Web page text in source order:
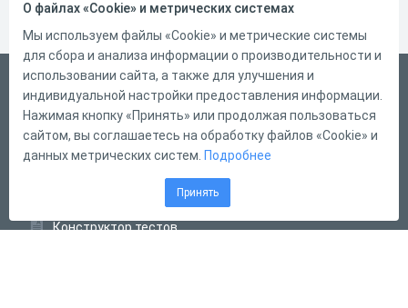
Русский
Справка
Форма обратной связи
Конструктор тестов
О файлах «Cookie» и метрических системах
Мы используем файлы «Cookie» и метрические системы
для сбора и анализа информации о производительности и
использовании сайта, а также для улучшения и
индивидуальной настройки предоставления информации.
Нажимая кнопку «Принять» или продолжая пользоваться
сайтом, вы соглашаетесь на обработку файлов «Cookie» и
данных метрических систем. Подробнее
Принять